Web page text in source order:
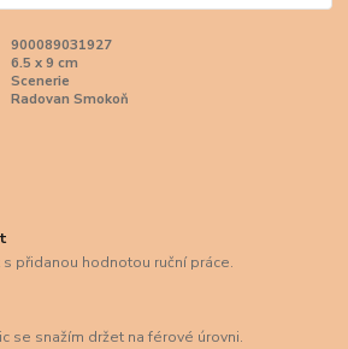
900089031927
6.5 x 9 cm
Scenerie
Radovan Smokoň
přidanou hodnotou ruční práce.
se snažím držet na férové úrovni.